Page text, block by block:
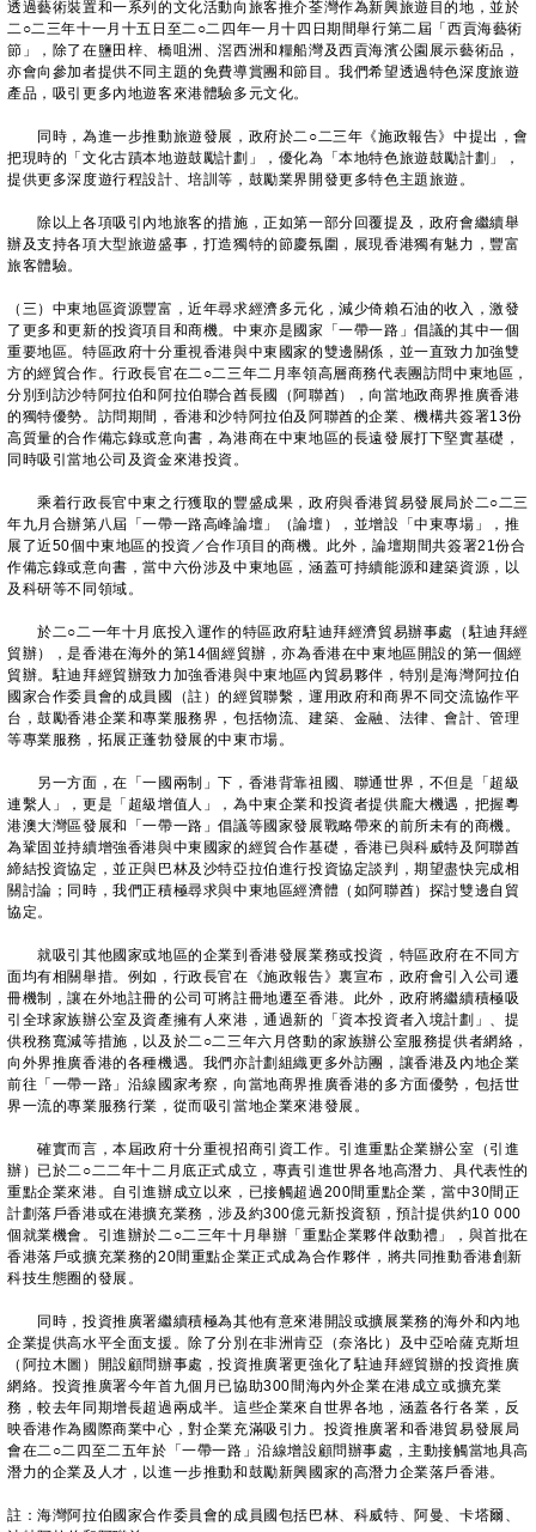
透過藝術裝置和一系列的文化活動向旅客推介荃灣作為新興旅遊目的地，並於
二○二三年十一月十五日至二○二四年一月十四日期間舉行第二屆「西貢海藝術
節」，除了在鹽田梓、橋咀洲、滘西洲和糧船灣及西貢海濱公園展示藝術品，
亦會向參加者提供不同主題的免費導賞團和節目。我們希望透過特色深度旅遊
產品，吸引更多內地遊客來港體驗多元文化。
同時，為進一步推動旅遊發展，政府於二○二三年《施政報告》中提出，會
把現時的「文化古蹟本地遊鼓勵計劃」，優化為「本地特色旅遊鼓勵計劃」，
提供更多深度遊行程設計、培訓等，鼓勵業界開發更多特色主題旅遊。
除以上各項吸引內地旅客的措施，正如第一部分回覆提及，政府會繼續舉
辦及支持各項大型旅遊盛事，打造獨特的節慶氛圍，展現香港獨有魅力，豐富
旅客體驗。
（三）中東地區資源豐富，近年尋求經濟多元化，減少倚賴石油的收入，激發
了更多和更新的投資項目和商機。中東亦是國家「一帶一路」倡議的其中一個
重要地區。特區政府十分重視香港與中東國家的雙邊關係，並一直致力加強雙
方的經貿合作。行政長官在二○二三年二月率領高層商務代表團訪問中東地區，
分別到訪沙特阿拉伯和阿拉伯聯合酋長國（阿聯酋），向當地政商界推廣香港
的獨特優勢。訪問期間，香港和沙特阿拉伯及阿聯酋的企業、機構共簽署13份
高質量的合作備忘錄或意向書，為港商在中東地區的長遠發展打下堅實基礎，
同時吸引當地公司及資金來港投資。
乘着行政長官中東之行獲取的豐盛成果，政府與香港貿易發展局於二○二三
年九月合辦第八屆「一帶一路高峰論壇」（論壇），並增設「中東專場」，推
展了近50個中東地區的投資／合作項目的商機。此外，論壇期間共簽署21份合
作備忘錄或意向書，當中六份涉及中東地區，涵蓋可持續能源和建築資源，以
及科研等不同領域。
於二○二一年十月底投入運作的特區政府駐迪拜經濟貿易辦事處（駐迪拜經
貿辦），是香港在海外的第14個經貿辦，亦為香港在中東地區開設的第一個經
貿辦。駐迪拜經貿辦致力加強香港與中東地區內貿易夥伴，特別是海灣阿拉伯
國家合作委員會的成員國（註）的經貿聯繫，運用政府和商界不同交流協作平
台，鼓勵香港企業和專業服務界，包括物流、建築、金融、法律、會計、管理
等專業服務，拓展正蓬勃發展的中東市場。
另一方面，在「一國兩制」下，香港背靠祖國、聯通世界，不但是「超級
連繫人」，更是「超級增值人」，為中東企業和投資者提供龐大機遇，把握粵
港澳大灣區發展和「一帶一路」倡議等國家發展戰略帶來的前所未有的商機。
為鞏固並持續增強香港與中東國家的經貿合作基礎，香港已與科威特及阿聯酋
締結投資協定，並正與巴林及沙特亞拉伯進行投資協定談判，期望盡快完成相
關討論；同時，我們正積極尋求與中東地區經濟體（如阿聯酋）探討雙邊自貿
協定。
就吸引其他國家或地區的企業到香港發展業務或投資，特區政府在不同方
面均有相關舉措。例如，行政長官在《施政報告》裏宣布，政府會引入公司遷
冊機制，讓在外地註冊的公司可將註冊地遷至香港。此外，政府將繼續積極吸
引全球家族辦公室及資產擁有人來港，通過新的「資本投資者入境計劃」、提
供稅務寬減等措施，以及於二○二三年六月啓動的家族辦公室服務提供者網絡，
向外界推廣香港的各種機遇。我們亦計劃組織更多外訪團，讓香港及內地企業
前往「一帶一路」沿線國家考察，向當地商界推廣香港的多方面優勢，包括世
界一流的專業服務行業，從而吸引當地企業來港發展。
確實而言，本屆政府十分重視招商引資工作。引進重點企業辦公室（引進
辦）已於二○二二年十二月底正式成立，專責引進世界各地高潛力、具代表性的
重點企業來港。自引進辦成立以來，已接觸超過200間重點企業，當中30間正
計劃落戶香港或在港擴充業務，涉及約300億元新投資額，預計提供約10 000
個就業機會。引進辦於二○二三年十月舉辦「重點企業夥伴啟動禮」，與首批在
香港落戶或擴充業務的20間重點企業正式成為合作夥伴，將共同推動香港創新
科技生態圈的發展。
同時，投資推廣署繼續積極為其他有意來港開設或擴展業務的海外和內地
企業提供高水平全面支援。除了分別在非洲肯亞（奈洛比）及中亞哈薩克斯坦
（阿拉木圖）開設顧問辦事處，投資推廣署更強化了駐迪拜經貿辦的投資推廣
網絡。投資推廣署今年首九個月已協助300間海內外企業在港成立或擴充業
務，較去年同期增長超過兩成半。這些企業來自世界各地，涵蓋各行各業，反
映香港作為國際商業中心，對企業充滿吸引力。投資推廣署和香港貿易發展局
會在二○二四至二五年於「一帶一路」沿線增設顧問辦事處，主動接觸當地具高
潛力的企業及人才，以進一步推動和鼓勵新興國家的高潛力企業落戶香港。
註：海灣阿拉伯國家合作委員會的成員國包括巴林、科威特、阿曼、卡塔爾、